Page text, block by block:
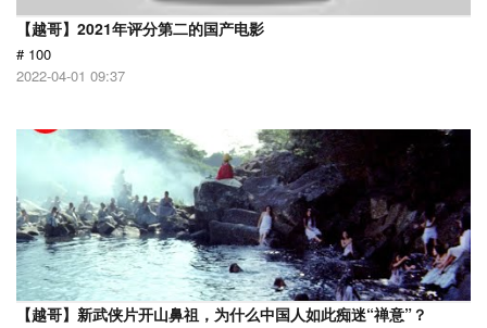
【越哥】2021年评分第二的国产电影
# 100
2022-04-01 09:37
【越哥】新武侠片开山鼻祖，为什么中国人如此痴迷“禅意”？